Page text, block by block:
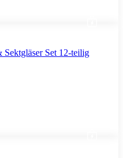
Set 12-teilig